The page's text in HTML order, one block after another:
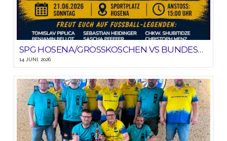
SPG HOSENA/GROSSKOSCHEN VS BUNDESLIGA-AUSWAHL OST
14 JUNI, 2026